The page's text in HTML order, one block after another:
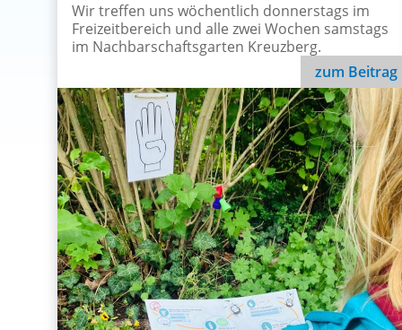
Wir treffen uns wöchentlich donnerstags im
Freizeitbereich und alle zwei Wochen samstags
im Nachbarschaftsgarten Kreuzberg.
zum Beitrag